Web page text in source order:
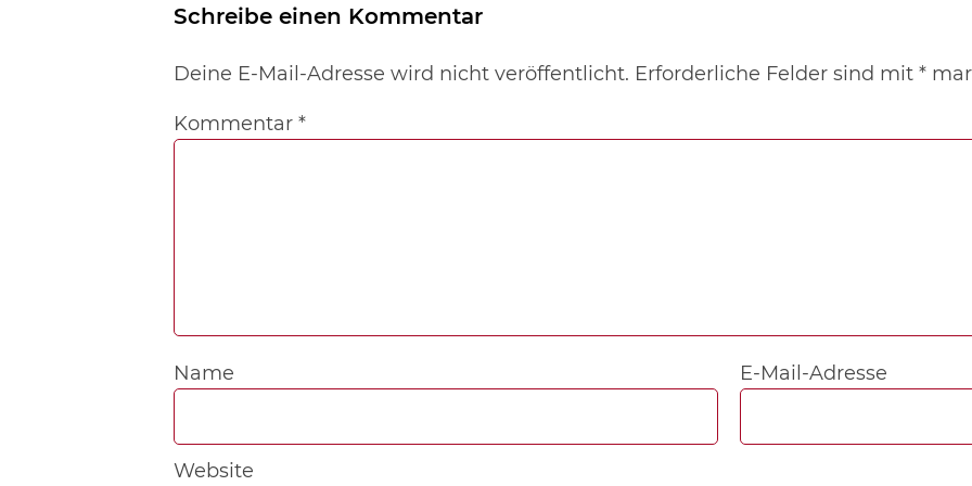
Schreibe einen Kommentar
Deine E-Mail-Adresse wird nicht veröffentlicht. Erforderliche Felder sind mit *
Kommentar *
Name E-Mail-Adresse
Website